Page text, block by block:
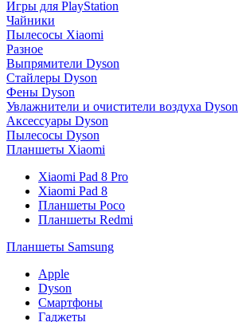
Игры для PlayStation
Чайники
Пылесосы Xiaomi
Разное
Выпрямители Dyson
Стайлеры Dyson
Фены Dyson
Увлажнители и очистители воздуха Dyson
Аксессуары Dyson
Пылесосы Dyson
Планшеты Xiaomi
Xiaomi Pad 8 Pro
Xiaomi Pad 8
Планшеты Poco
Планшеты Redmi
Планшеты Samsung
Apple
Dyson
Смартфоны
Гаджеты